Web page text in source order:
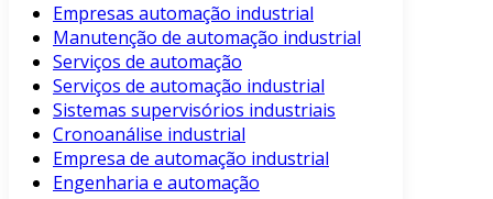
Empresas automação industrial
Manutenção de automação industrial
Serviços de automação
Serviços de automação industrial
Sistemas supervisórios industriais
Cronoanálise industrial
Empresa de automação industrial
Engenharia e automação